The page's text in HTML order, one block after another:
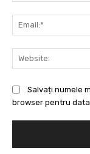
Salvați numele
browser pentru